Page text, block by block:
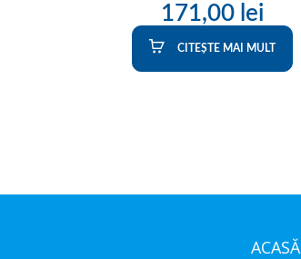
171,00 lei
CITEȘTE MAI MULT
ACASĂ